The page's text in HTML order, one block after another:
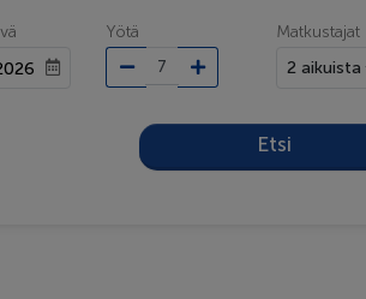
Yötä
Matkustajat
2 aikuista
Etsi